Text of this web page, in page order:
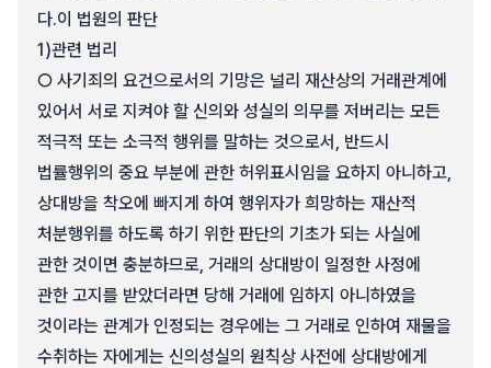
다.이 법원의 판단
1)관련 법리
○ 사기죄의 요건으로서의 기망은 널리 재산상의 거래관계에
있어서 서로 지켜야 할 신의와 성실의 의무를 저버리는 모든
적극적 또는 소극적 행위를 말하는 것으로서, 반드시
법률행위의 중요 부분에 관한 허위표시임을 요하지 아니하고,
상대방을 착오에 빠지게 하여 행위자가 희망하는 재산적
처분행위를 하도록 하기 위한 판단의 기초가 되는 사실에
관한 것이면 충분하므로, 거래의 상대방이 일정한 사정에
관한 고지를 받았더라면 당해 거래에 임하지 아니하였을
것이라는 관계가 인정되는 경우에는 그 거래로 인하여 재물을
수취하는 자에게는 신의성실의 원칙상 사전에 상대방에게